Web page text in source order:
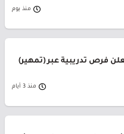
منذ يوم
فرص تدريبية عبر (تمهير)
منذ 3 أيام